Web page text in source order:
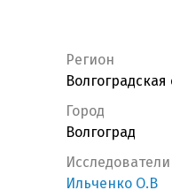
Регион
Волгоградская
Город
Волгоград
Исследователи
Ильченко О.В